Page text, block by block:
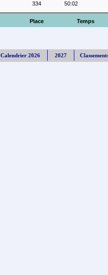
Place Temps
334 50:02
Calendrier 2026 2027